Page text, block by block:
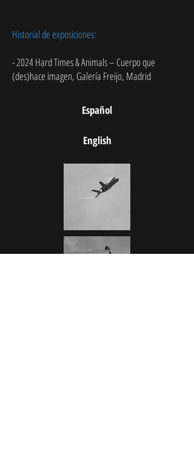
Historial de exposiciones:
- 2024 Hard Times & Animals – Cuerpo que
(des)hace imagen, Galería Freijo, Madrid
Español
English